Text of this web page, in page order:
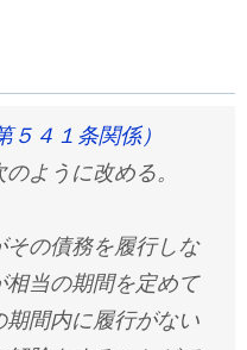
５４１条関係）
ように改める。
の債務を履行しな
相当の期間を定めて
期間内に履行がない